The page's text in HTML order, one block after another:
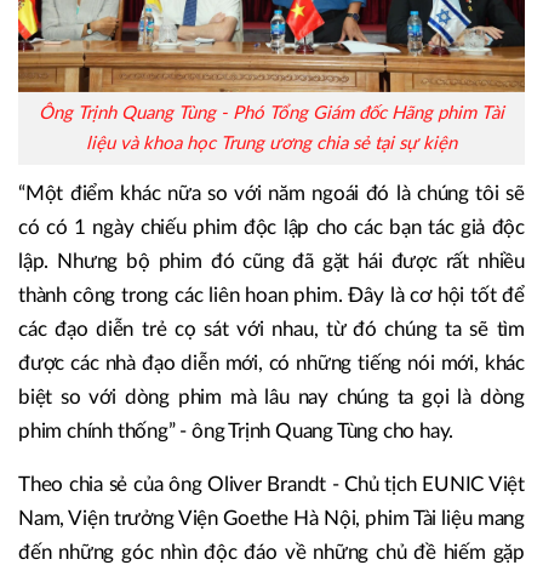
Ông Trịnh Quang Tùng - Phó Tổng Giám đốc Hãng phim Tài
liệu và khoa học Trung ương chia sẻ tại sự kiện
“Một điểm khác nữa so với năm ngoái đó là chúng tôi sẽ
có có 1 ngày chiếu phim độc lập cho các bạn tác giả độc
lập. Nhưng bộ phim đó cũng đã gặt hái được rất nhiều
thành công trong các liên hoan phim. Đây là cơ hội tốt để
các đạo diễn trẻ cọ sát với nhau, từ đó chúng ta sẽ tìm
được các nhà đạo diễn mới, có những tiếng nói mới, khác
biệt so với dòng phim mà lâu nay chúng ta gọi là dòng
phim chính thống” - ông Trịnh Quang Tùng cho hay.
Theo chia sẻ của ông Oliver Brandt - Chủ tịch EUNIC Việt
Nam, Viện trưởng Viện Goethe Hà Nội, phim Tài liệu mang
đến những góc nhìn độc đáo về những chủ đề hiếm gặp